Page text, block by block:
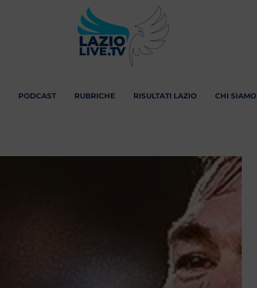
PODCAST RUBRICHE RISULTATI LAZIO CHI SIAMO